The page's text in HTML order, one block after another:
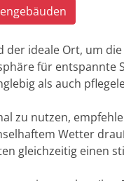
der ideale Ort, um
für entspannte
als auch
zu nutzen,
Wetter
gleichzeitig einen